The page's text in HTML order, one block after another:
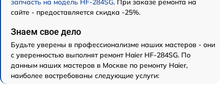
запчасть на модель HF-284SG. При заказе ремонта на
сайте - предоставляется скидка -25%.
Знаем свое дело
Будьте уверены в профессионализме наших мастеров - они
с уверенностью выполнят ремонт Haier HF-284SG. По
данным наших мастеров в Москве по ремонту Haier,
наиболее востребованы следующие услуги: